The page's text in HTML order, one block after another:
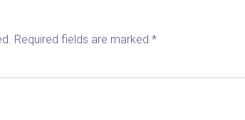
Required fields are marked *